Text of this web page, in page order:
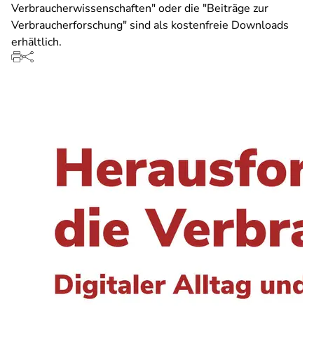
Verbraucherwissenschaften" oder die "Beiträge zur
Verbraucherforschung" sind als kostenfreie Downloads
erhältlich.